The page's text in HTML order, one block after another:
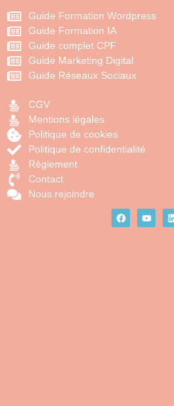
Guide Formation Wordpress
Guide Formation IA
Guide complet CPF
Guide Marketing Digital
Guide Réseaux Sociaux
CGV
Mentions légales
Politique de cookies
Politique de confidentialité
Règlement
Contact
Nous rejoindre